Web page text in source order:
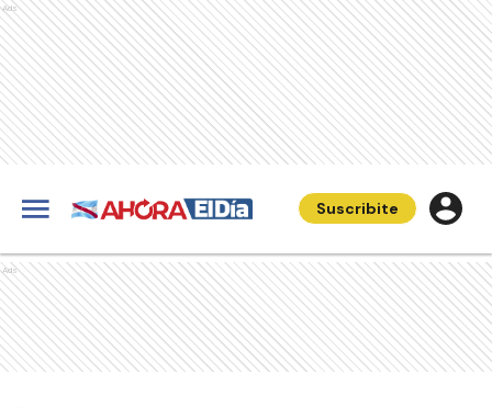
Ads
Suscribite
Ads